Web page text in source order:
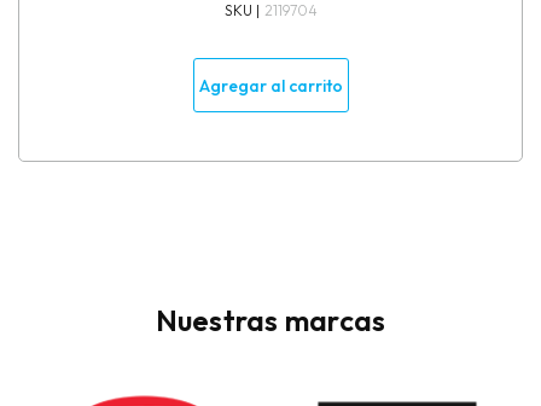
Inhibidores de corrosión / Anticorrosivos
Reparadores de concreto
SKU | 2119704
Agregar al carrito
Nuestras marcas